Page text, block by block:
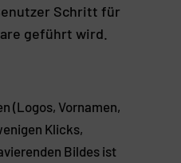
Schritt für
geführt wird.
(Logos, Vornamen,
Klicks,
Bildes ist